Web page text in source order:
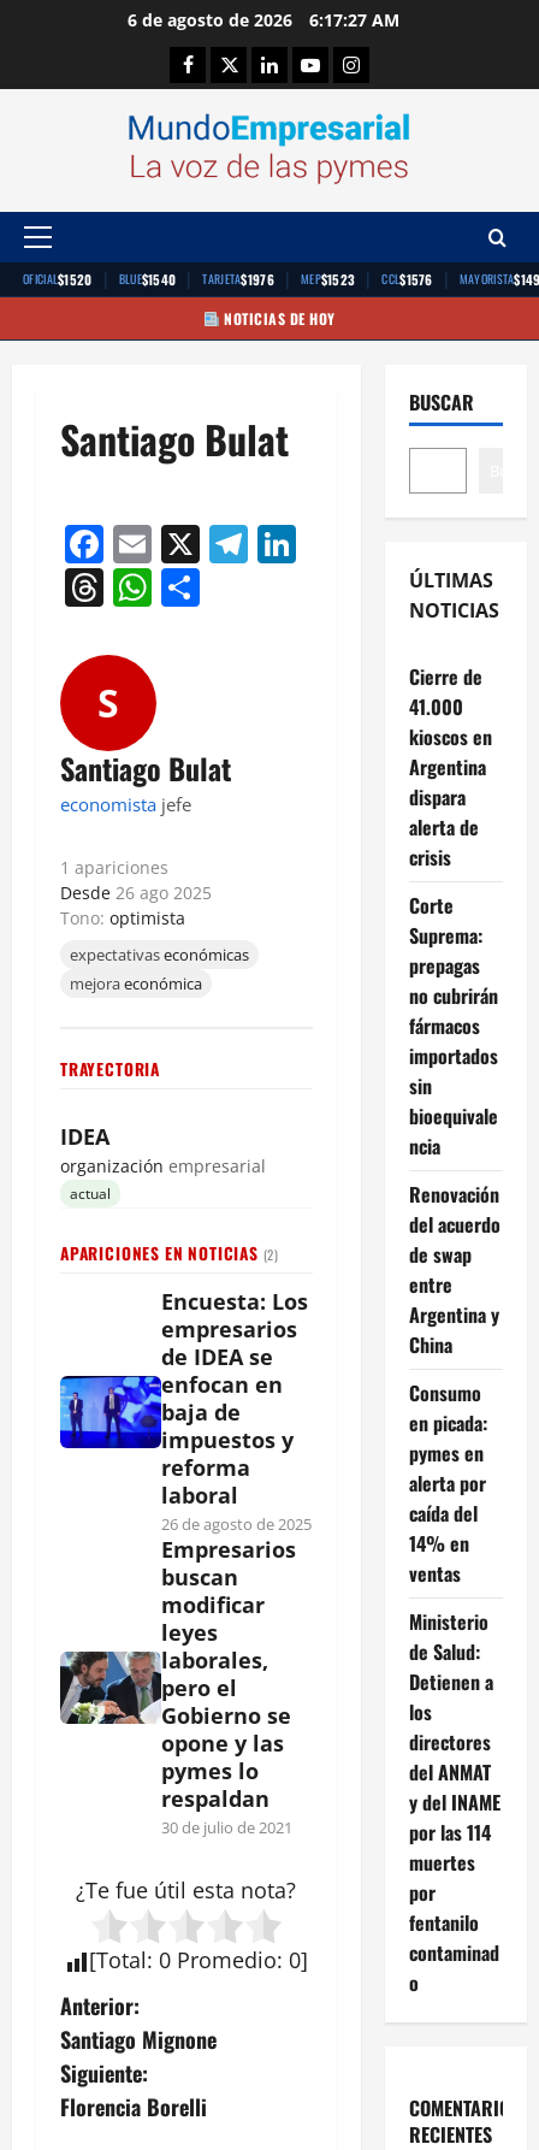
6 de agosto de 2026 6:17:28 AM
Facebook
TwitterLinkedinYoutubeInstagram
Menú
principal
OFICIAL$1520 | BLUE$1540 | TARJETA$1976 | MEP$1523 | CCL$1576 | MAYORISTA
NOTICIAS DE HOY
Santiago Bulat
Facebook
Email
X Telegram
Threads
WhatsApp
S
Santiago Bulat
economista jefe
1 apariciones
Desde 26 ago 2025
Tono: optimista
expectativaseconómicas
mejoraeconómica
TRAYECTORIA
IDEA
organización empresarial
actual
APARICIONES EN NOTICIAS (2)
Encuesta: Los
empresarios
de IDEA se
enfocan en
baja de
impuestos y
reforma
laboral
26 de agosto de 2025
Empresarios
buscan
modificar
leyes
laborales,
pero el
Gobierno se
opone y las
pymes lo
respaldan
30 de julio de 2021
¿Te fue útil esta nota?
[Total: 0 Promedio: 0]
N
a
v
Anterior:
Santiago Mignone
Siguiente:
Florencia Borelli
BUSCAR
ÚLTIMAS
NOTICIAS
Cierre de
41.000
kioscos en
Argentina
dispara
alerta de
crisis
Corte
Suprema:
prepagas
no cubrirán
fármacos
importados
sin
bioequivale
ncia
Renovación
del acuerdo
de swap
entre
Argentina y
China
Consumo
en picada:
pymes en
alerta por
caída del
14% en
ventas
Ministerio
de Salud:
Detienen a
los
directores
del ANMAT
y del INAME
por las 114
muertes
por
fentanilo
contaminad
o
COMENTARIOS
RECIENTES